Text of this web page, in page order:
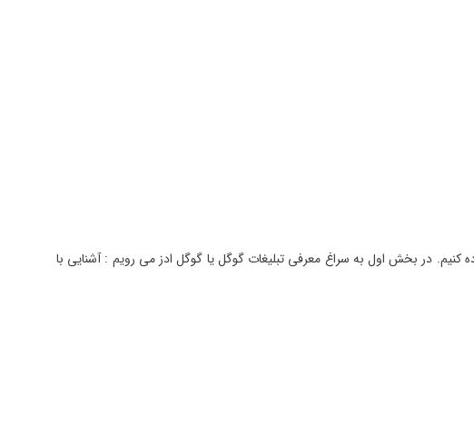
در بخش اول به سراغ معرفی تبلیغات گوگل یا گوگل ادز می رویم : آشنایی با